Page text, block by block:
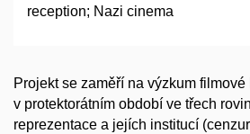
reception; Nazi cinema
Projekt se zaměří na výzkum filmové
v protektorátním období ve třech
reprezentace a jejích institucí